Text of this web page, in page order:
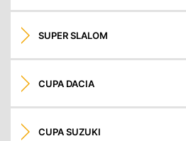
SUPER SLALOM
CUPA DACIA
CUPA SUZUKI